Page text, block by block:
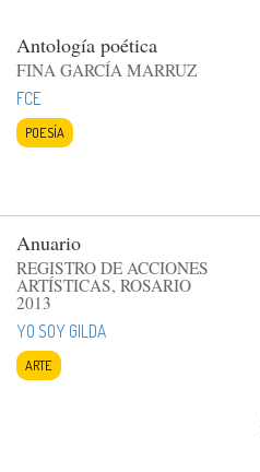
Antología poética
FINA GARCÍA MARRUZ
FCE
POESÍA
Anuario
REGISTRO DE ACCIONES
ARTÍSTICAS, ROSARIO
2013
YO SOY GILDA
ARTE